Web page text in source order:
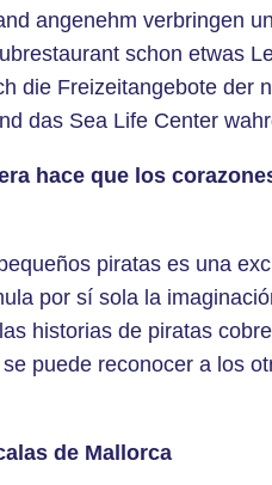
angenehm verbringen
schon etwas
die Freizeitangebote der
das Sea Life Center
hace que los
piratas es una
por sí sola la
historias de piratas
puede reconocer a los
de Mallorca